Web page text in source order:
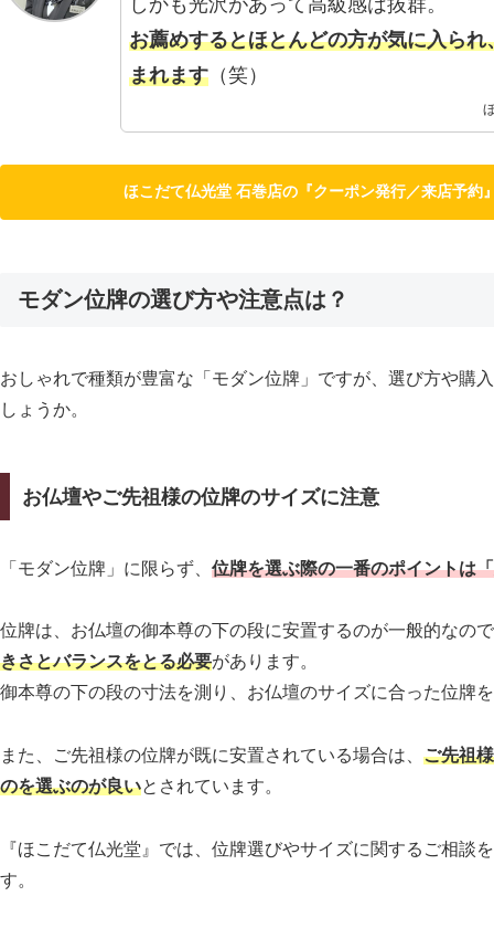
しかも光沢があって高級感は抜群。
お薦めするとほとんどの方が気に入ら
まれます （笑）
ほこだて仏光堂 石巻店の『クーポン発行／来店予約
モダン位牌の選び方や注意点は？
おしゃれで種類が豊富な「モダン位牌」ですが、選び方や購
しょうか。
お仏壇やご先祖様の位牌のサイズに注意
「モダン位牌」に限らず、 位牌を選ぶ際の一番のポイントは
位牌は、お仏壇の御本尊の下の段に安置するのが一般的なの
きさとバランスをとる必要があります。
御本尊の下の段の寸法を測り、お仏壇のサイズに合った位牌
また、ご先祖様の位牌が既に安置されている場合は、 ご先祖
のを選ぶのが良いとされています。
『ほこだて仏光堂』では、位牌選びやサイズに関するご相談
す。